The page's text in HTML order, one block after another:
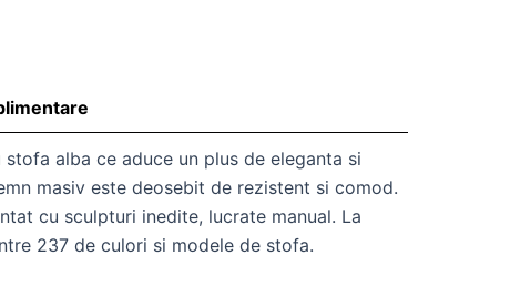
alba ce aduce un plus de eleganta si
masiv este deosebit de rezistent si comod.
cu sculpturi inedite, lucrate manual. La
237 de culori si modele de stofa.